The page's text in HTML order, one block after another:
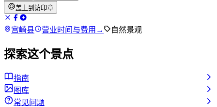
盖上到访印章
宫崎县 营业时间与费用 → 自然景观
探索这个景点
指南
图库
常见问题